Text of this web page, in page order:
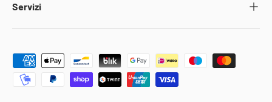
Servizi
Metodi di pagamento accettati